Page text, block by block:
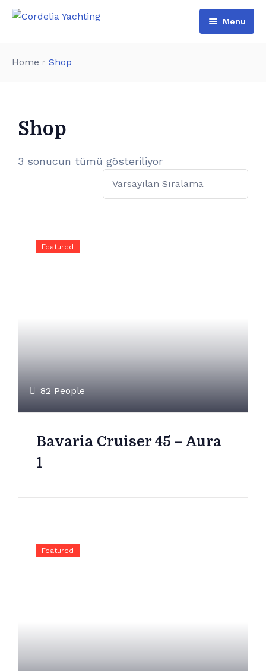
Menu
Hakkımızda
Home Shop
Shop
3 sonucun tümü gösteriliyor
Featured
82 People
Bavaria Cruiser 45 – Aura
1
Featured